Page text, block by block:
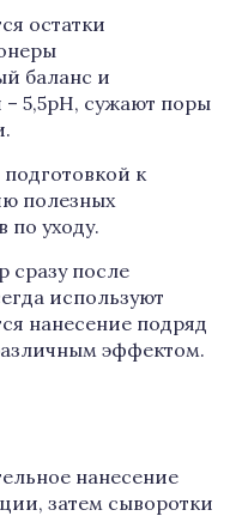
остатки
баланс и
5,5pH, сужают поры
к
полезных
по уходу.
сразу после
используют
нанесение подряд
эффектом.
нанесение
затем сыворотки